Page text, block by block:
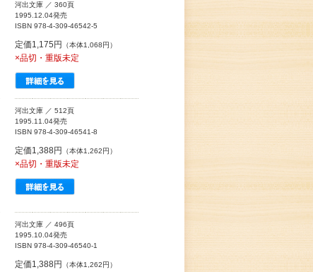
河出文庫 ／ 360頁
1995.12.04発売
ISBN 978-4-309-46542-5
定価1,175円 （本体1,068円）
×品切・重版未定
河出文庫 ／ 512頁
1995.11.04発売
ISBN 978-4-309-46541-8
定価1,388円 （本体1,262円）
×品切・重版未定
河出文庫 ／ 496頁
1995.10.04発売
ISBN 978-4-309-46540-1
定価1,388円 （本体1,262円）